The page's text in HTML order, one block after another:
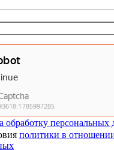
обработку персональных
политики в